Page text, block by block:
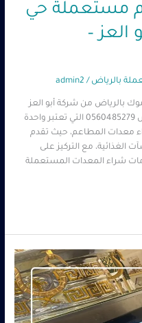
مستعملة حي
العز –
بالرياض /
admin2
بالرياض من شركة أبو العز
لشراء معدات مطاعم مستعملة بالرياض 0560485279 التي تعتبر واحدة
معدات المطاعم، حيث تقدم
الغذائية، مع التركيز على
شراء المعدات المستعملة